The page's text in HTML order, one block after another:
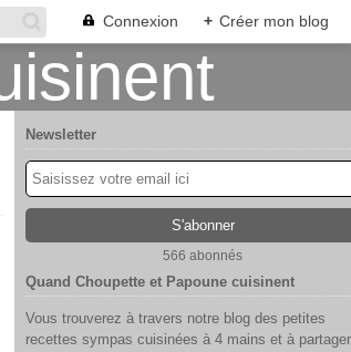
Connexion + Créer mon blog
Newsletter
566 abonnés
Quand Choupette et Papoune cuisinent
Vous trouverez à travers notre blog des petites
recettes sympas cuisinées à 4 mains et à